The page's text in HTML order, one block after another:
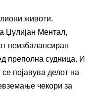
животи.
Џулијан Ментал,
неизбалансиран
преполна судница. И
појавува делот на
чекори за